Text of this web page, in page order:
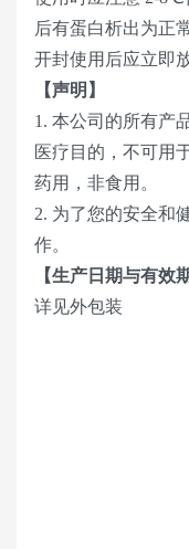
后有蛋白析出为正
开封使用后应立即
【声明】
1. 本公司的所有产
医疗目的，不可用
药用，非食用。
2. 为了您的安全和
作。
【生产日期与有效期
详见外包装